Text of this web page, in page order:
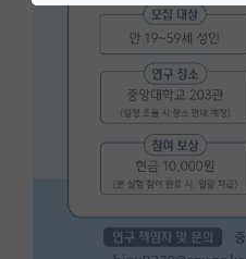
연구실(PI) 홍보 게시판
석박사 채용 정보 게시판
임용 정보 게시판
학부 인턴 게시판
취업 게시판
임용 후기 게시판